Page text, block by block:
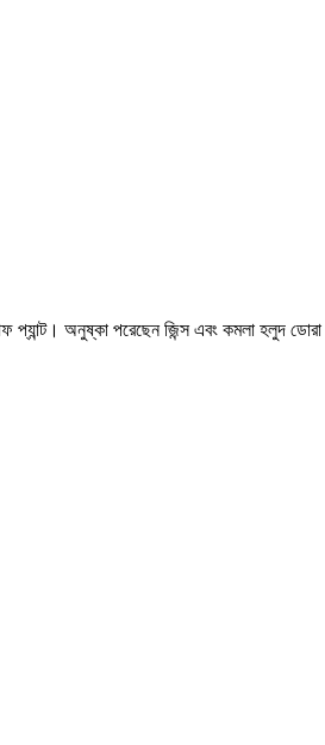
অনুষ্কা পরেছেন জিন্স এবং কমলা হলুদ ডোরা